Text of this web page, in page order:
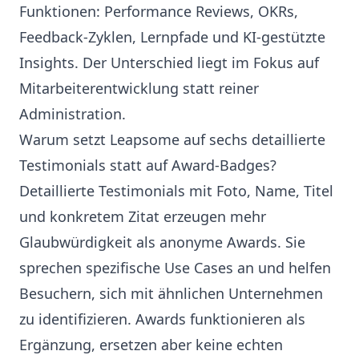
Funktionen: Performance Reviews, OKRs,
Feedback-Zyklen, Lernpfade und KI-gestützte
Insights. Der Unterschied liegt im Fokus auf
Mitarbeiterentwicklung statt reiner
Administration.
Warum setzt Leapsome auf sechs detaillierte
Testimonials statt auf Award-Badges?
Detaillierte Testimonials mit Foto, Name, Titel
und konkretem Zitat erzeugen mehr
Glaubwürdigkeit als anonyme Awards. Sie
sprechen spezifische Use Cases an und helfen
Besuchern, sich mit ähnlichen Unternehmen
zu identifizieren. Awards funktionieren als
Ergänzung, ersetzen aber keine echten